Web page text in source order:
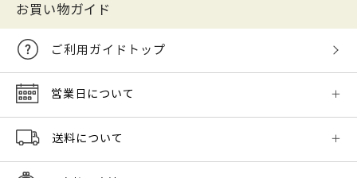
お買い物ガイド
ご利用ガイドトップ
営業日について
送料について